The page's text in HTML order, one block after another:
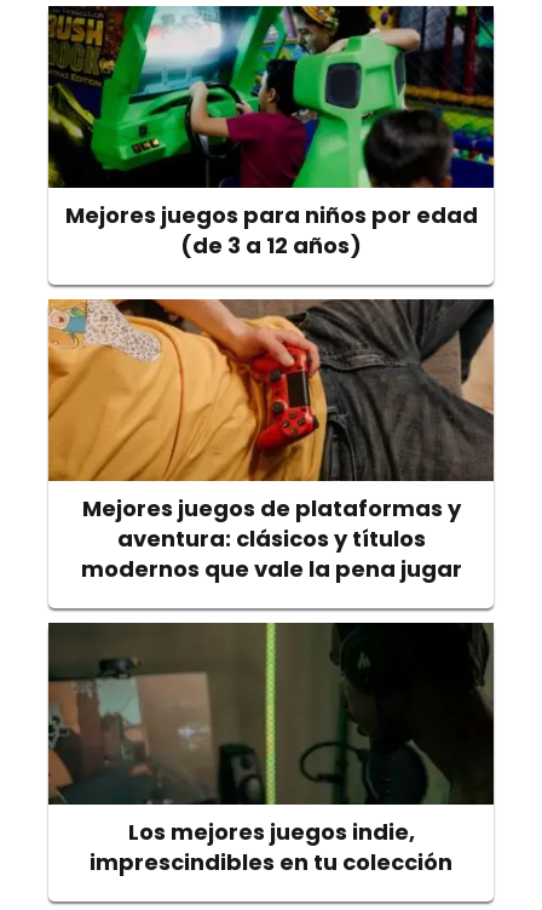
Mejores juegos para niños por edad
(de 3 a 12 años)
Mejores juegos de plataformas y
aventura: clásicos y títulos
modernos que vale la pena jugar
Los mejores juegos indie,
imprescindibles en tu colección